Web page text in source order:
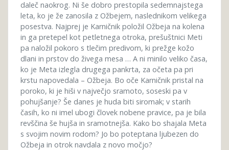
daleč naokrog. Ni še dobro prestopila sedemnajstega
leta, ko je že zanosila z Ožbejem, naslednikom velikega
posestva. Najprej je Karničnik položil Ožbeja na kolena
in ga pretepel kot petletnega otroka, prešuštnici Meti
pa naložil pokoro s tlečim predivom, ki prežge kožo
dlani in prstov do živega mesa … A ni minilo veliko časa,
ko je Meta izlegla drugega pankrta, za očeta pa pri
krstu napovedala – Ožbeja. Bo oče Karničnik pristal na
poroko, ki je hiši v največjo sramoto, soseski pa v
pohujšanje? Še danes je huda biti siromak; v starih
časih, ko ni imel ubogi človek nobene pravice, pa je bila
revščina še hujša in sramotnejša. Kako bo shajala Meta
s svojim novim rodom? Jo bo poteptana ljubezen do
Ožbeja in otrok navdala z novo močjo?